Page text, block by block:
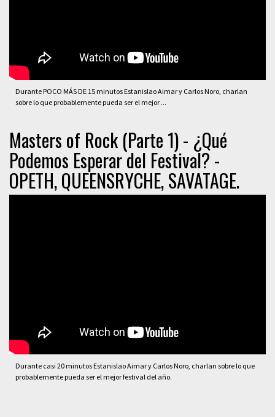
Durante POCO MÁS DE 15 minutos Estanislao Aimar y Carlos Noro, charlan
sobre lo que probablemente pueda ser el mejor ...
Masters of Rock (Parte 1) - ¿Qué
Podemos Esperar del Festival? -
OPETH, QUEENSRYCHE, SAVATAGE.
Durante casi 20 minutos Estanislao Aimar y Carlos Noro, charlan sobre lo que
probablemente pueda ser el mejor festival del año.